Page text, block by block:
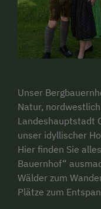
Unser
Natur,
Landeshauptstadt
unser idyllischer
Hier finden Sie
Bauernhof“
Wälder zum
Plätze zum